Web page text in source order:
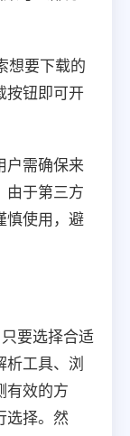
想要下载的
按钮即可开
户需确保来
由于第三方
慎使用，避
要选择合适
析工具、浏
有效的方
选择。然